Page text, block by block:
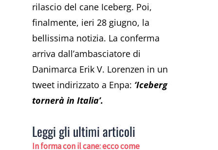
rilascio del cane Iceberg. Poi,
finalmente, ieri 28 giugno, la
bellissima notizia. La conferma
arriva dall’ambasciatore di
Danimarca Erik V. Lorenzen in un
tweet indirizzato a Enpa: ‘Iceberg
tornerà in Italia’.
Leggi gli ultimi articoli
In forma con il cane: ecco come